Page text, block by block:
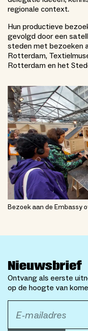
regionale context.
Hun productieve
gevolgd door een
steden met bezoeken
Rotterdam,
Rotterdam en het
Bezoek aan de Embassy
Nieuwsbrief
Ontvang als eerste
op de hoogte van